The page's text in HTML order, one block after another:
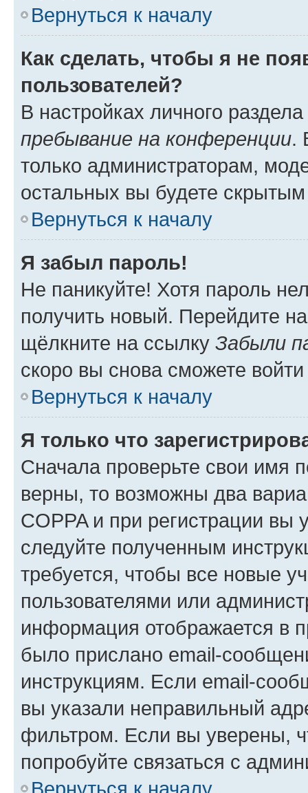
Вернуться к началу
Как сделать, чтобы я не
пользователей?
В настройках личного
пребывание на конференции.
только администраторам,
остальных вы будете
Вернуться к началу
Я забыл пароль!
Не паникуйте! Хотя пароль
получить новый. Перейдите
щёлкните на ссылку Забыли
скоро вы снова сможете
Вернуться к началу
Я только что
Сначала проверьте свои имя
верны, то возможны два
COPPA и при регистрации вы
следуйте полученным
требуется, чтобы все новые
пользователями или
информация отображается в
было прислано email-
инструкциям. Если email-
вы указали неправильный
фильтром. Если вы уверены,
попробуйте связаться с
Вернуться к началу